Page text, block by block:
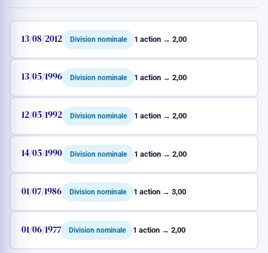
13/08/2012 Division nominale 1 action → 2,00
13/05/1996 Division nominale 1 action → 2,00
12/05/1992 Division nominale 1 action → 2,00
14/05/1990 Division nominale 1 action → 2,00
01/07/1986 Division nominale 1 action → 3,00
01/06/1977 Division nominale 1 action → 2,00